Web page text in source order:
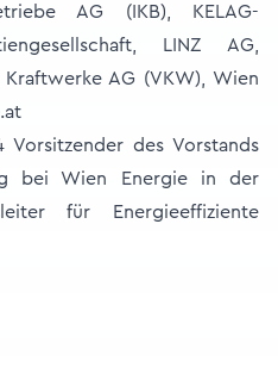
AG (IKB), KELAG-
LINZ AG,
AG (VKW), Wien
Vorsitzender des Vorstands
bei Wien Energie in der
für Energieeffiziente